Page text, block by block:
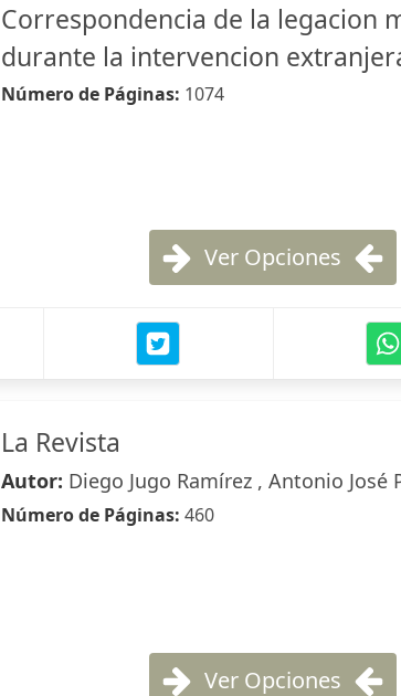
Correspondencia de la legacion
durante la intervencion
Número de Páginas: 1074
Ver Opciones
La Revista
Autor: Diego Jugo Ramírez , Antonio José
Número de Páginas: 460
Ver Opciones